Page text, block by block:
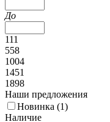
До
111
558
1004
1451
1898
Наши предложения
Новинка (1)
Наличие